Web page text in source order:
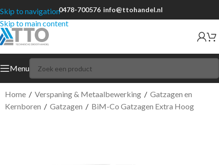
Skip to navigation
Skip to main content
0478-700576 info@ttohandel.nl
Menu
Home / Verspaning & Metaalbewerking / Gatzagen en
Kernboren / Gatzagen / BiM-Co Gatzagen Extra Hoog